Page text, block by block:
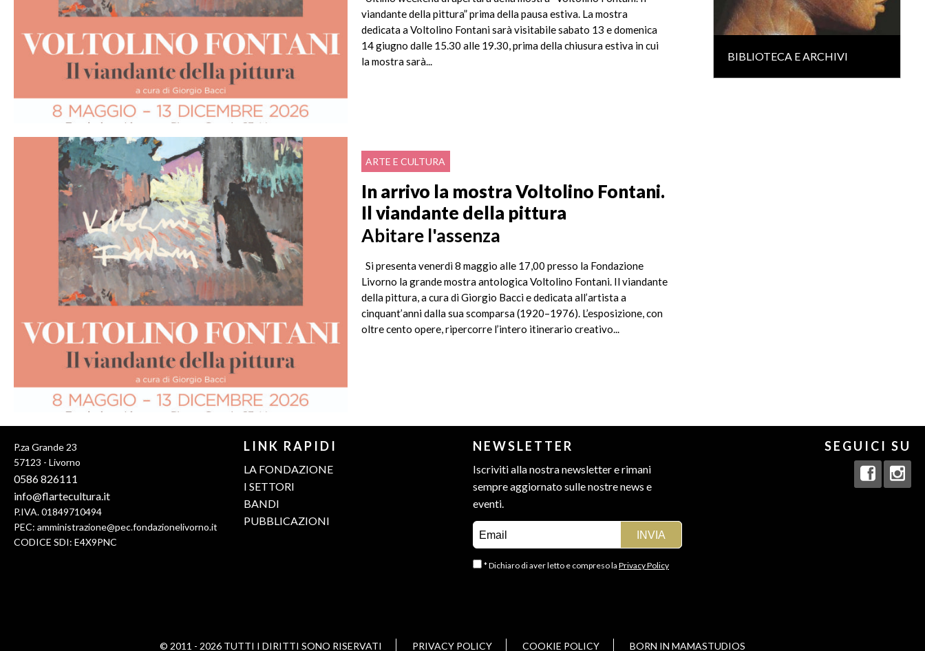
viandante della pittura” prima della pausa estiva. La mostra
dedicata a Voltolino Fontani sarà visitabile sabato 13 e domenica
14 giugno dalle 15.30 alle 19.30, prima della chiusura estiva in cui
la mostra sarà...
ARTE E CULTURA
In arrivo la mostra Voltolino Fontani.
Il viandante della pittura
Abitare l'assenza
Si presenta venerdì 8 maggio alle 17,00 presso la Fondazione
Livorno la grande mostra antologica Voltolino Fontani. Il viandante
della pittura, a cura di Giorgio Bacci e dedicata all’artista a
cinquant’anni dalla sua scomparsa (1920–1976). L’esposizione, con
oltre cento opere, ripercorre l’intero itinerario creativo...
BIBLIOTECA E ARCHIVI
P.za Grande 23
57123 - Livorno
0586 826111
info@flartecultura.it
P.IVA. 01849710494
PEC: amministrazione@pec.fondazionelivorno.it
CODICE SDI: E4X9PNC
LINK RAPIDI
LA FONDAZIONE
I SETTORI
BANDI
PUBBLICAZIONI
NEWSLETTER
Iscriviti alla nostra newsletter e rimani
sempre aggiornato sulle nostre news e
eventi.
* Dichiaro di aver letto e compreso la Privacy Policy
SEGUICI SU
© 2011 - 2026 TUTTI I DIRITTI SONO RISERVATI PRIVACY POLICY COOKIE POLICY BORN IN MAMASTUDIOS